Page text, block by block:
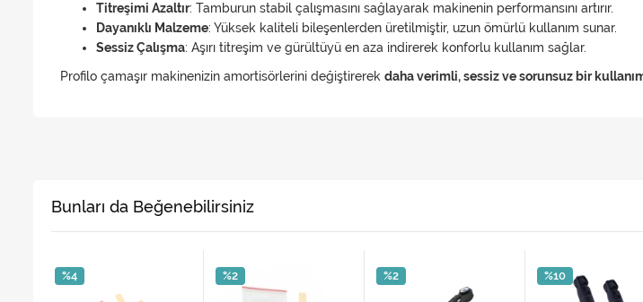
Titreşimi Azaltır: Tamburun stabil çalışmasını sağlayarak makinenin performansını artırır.
Dayanıklı Malzeme: Yüksek kaliteli bileşenlerden üretilmiştir, uzun ömürlü kullanım sunar.
Sessiz Çalışma: Aşırı titreşim ve gürültüyü en aza indirerek konforlu kullanım sağlar.
Profilo çamaşır makinenizin amortisörlerini değiştirerek daha verimli, sessiz ve sorunsuz bir
Bunları da Beğenebilirsiniz
%4 %2 %2 %10